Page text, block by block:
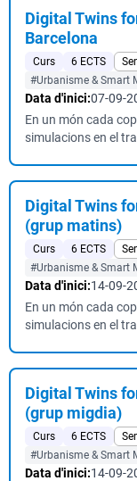
Digital Twins
Barcelona
Curs 6 ECTS
#Urbanisme & Smart
Data d'inici:07-09-
En un món cada
simulacions en el
Digital Twins
(grup matins)
Curs 6 ECTS
#Urbanisme & Smart
Data d'inici:14-09-
En un món cada
simulacions en el
Digital Twins
(grup migdia)
Curs 6 ECTS
#Urbanisme & Smart
Data d'inici:14-09-